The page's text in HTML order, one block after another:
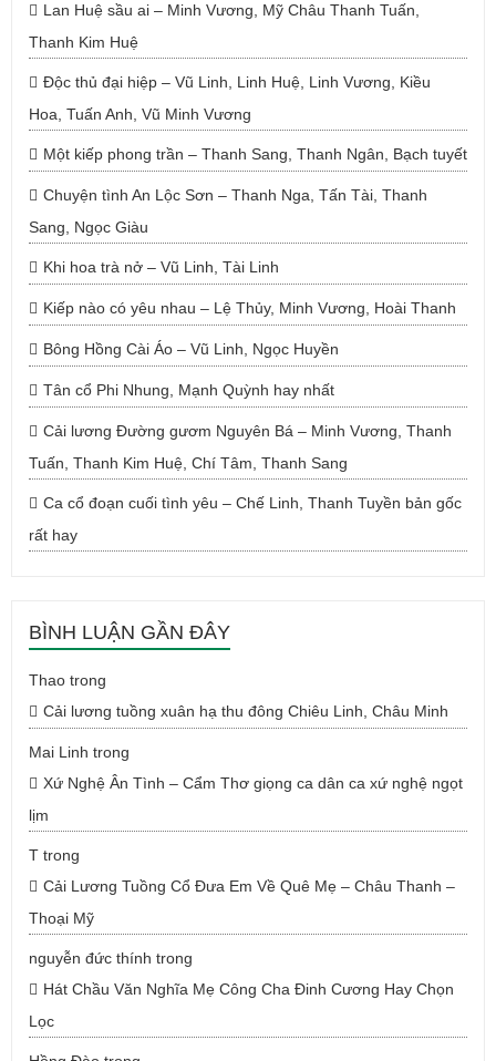
Lan Huệ sầu ai – Minh Vương, Mỹ Châu Thanh Tuấn,
Thanh Kim Huệ
Độc thủ đại hiệp – Vũ Linh, Linh Huệ, Linh Vương, Kiều
Hoa, Tuấn Anh, Vũ Minh Vương
Một kiếp phong trần – Thanh Sang, Thanh Ngân, Bạch tuyết
Chuyện tình An Lộc Sơn – Thanh Nga, Tấn Tài, Thanh
Sang, Ngọc Giàu
Khi hoa trà nở – Vũ Linh, Tài Linh
Kiếp nào có yêu nhau – Lệ Thủy, Minh Vương, Hoài Thanh
Bông Hồng Cài Áo – Vũ Linh, Ngọc Huyền
Tân cổ Phi Nhung, Mạnh Quỳnh hay nhất
Cải lương Đường gươm Nguyên Bá – Minh Vương, Thanh
Tuấn, Thanh Kim Huệ, Chí Tâm, Thanh Sang
Ca cổ đoạn cuối tình yêu – Chế Linh, Thanh Tuyền bản gốc
rất hay
BÌNH LUẬN GẦN ĐÂY
Thao trong
Cải lương tuồng xuân hạ thu đông Chiêu Linh, Châu Minh
Mai Linh trong
Xứ Nghệ Ân Tình – Cẩm Thơ giọng ca dân ca xứ nghệ ngọt
lịm
T trong
Cải Lương Tuồng Cổ Đưa Em Về Quê Mẹ – Châu Thanh –
Thoại Mỹ
nguyễn đức thính trong
Hát Chầu Văn Nghĩa Mẹ Công Cha Đinh Cương Hay Chọn
Lọc